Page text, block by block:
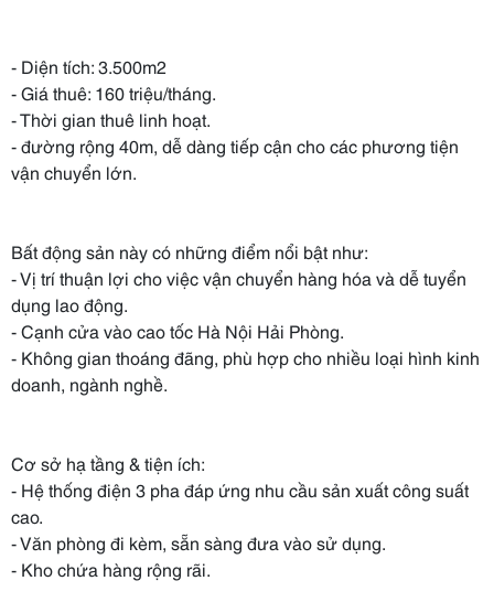
- Diện tích: 3.500m2
- Giá thuê: 160 triệu/tháng.
- Thời gian thuê linh hoạt.
- đường rộng 40m, dễ dàng tiếp cận cho các phương tiện
vận chuyển lớn.
Bất động sản này có những điểm nổi bật như:
- Vị trí thuận lợi cho việc vận chuyển hàng hóa và dễ tuyển
dụng lao động.
- Cạnh cửa vào cao tốc Hà Nội Hải Phòng.
- Không gian thoáng đãng, phù hợp cho nhiều loại hình kinh
doanh, ngành nghề.
Cơ sở hạ tầng & tiện ích:
- Hệ thống điện 3 pha đáp ứng nhu cầu sản xuất công suất
cao.
- Văn phòng đi kèm, sẵn sàng đưa vào sử dụng.
- Kho chứa hàng rộng rãi.